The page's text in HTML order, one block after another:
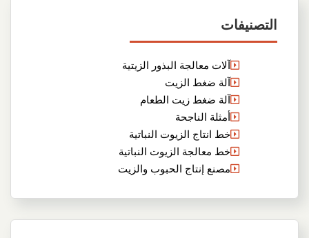
التصنيفات
آلات معالجة البذور الزيتية
آلة ضغط الزيت
آلة ضغط زيت الطعام
أمثلة الناجحة
خط انتاج الزيوت النباتية
خط معالجة الزيوت النباتية
مصنع إنتاج الحبوب والزيت